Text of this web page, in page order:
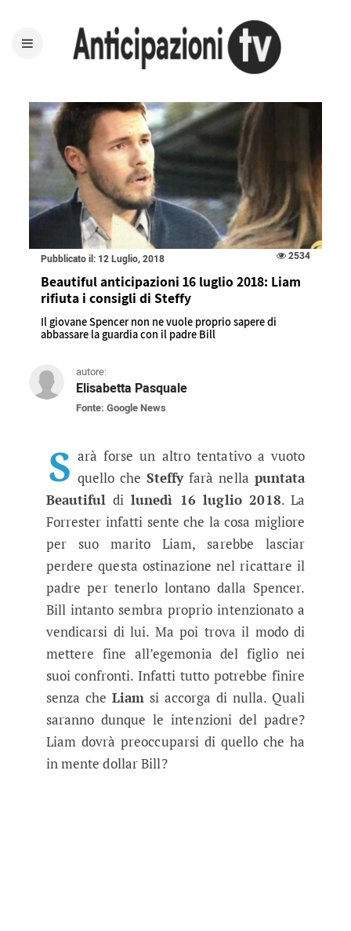
Pubblicato il: 12 Luglio, 2018 2534
Beautiful anticipazioni 16 luglio 2018: Liam
rifiuta i consigli di Steffy
Il giovane Spencer non ne vuole proprio sapere di
abbassare la guardia con il padre Bill
autore:
Elisabetta Pasquale
Fonte: Google News
Beautiful anticipazioni 16 luglio
S arà forse un altro tentativo a vuoto
quello cheSteffyfarà nella puntata
Beautiful di lunedì 16 luglio 2018. La
Forrester infatti sente che la cosa migliore
per suo marito Liam, sarebbe lasciar
perdere questa ostinazione nel ricattare il
padre per tenerlo lontano dalla Spencer.
Bill intanto sembra proprio intenzionato a
vendicarsi di lui. Ma poi trova il modo di
mettere fine all’egemonia del figlio nei
suoi confronti. Infatti tutto potrebbe finire
senza che Liam si accorga di nulla. Quali
saranno dunque le intenzioni del padre?
Liam dovrà preoccuparsi di quello che ha
in mente dollar Bill?